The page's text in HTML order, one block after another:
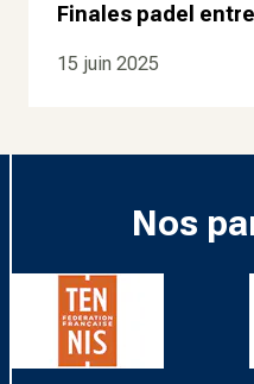
Finales padel
15 juin 2025
Nos